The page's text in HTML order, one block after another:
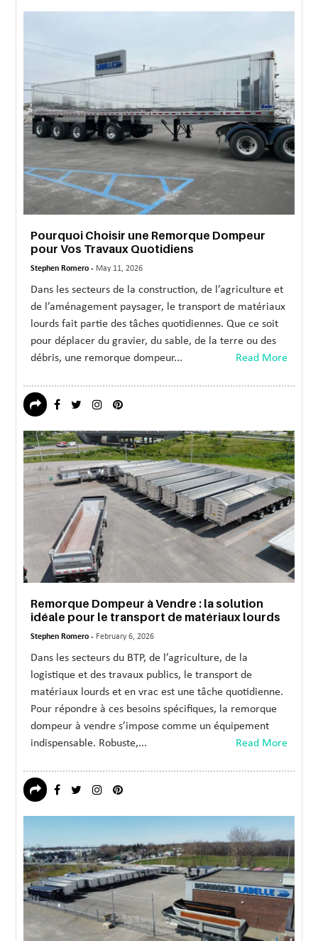
Pourquoi Choisir une Remorque Dompeur
pour Vos Travaux Quotidiens
Stephen Romero - May 11, 2026
Dans les secteurs de la construction, de l’agriculture et
de l’aménagement paysager, le transport de matériaux
lourds fait partie des tâches quotidiennes. Que ce soit
pour déplacer du gravier, du sable, de la terre ou des
débris, une remorque dompeur...
Read More
Remorque Dompeur à Vendre : la solution
idéale pour le transport de matériaux lourds
Stephen Romero - February 6, 2026
Dans les secteurs du BTP, de l’agriculture, de la
logistique et des travaux publics, le transport de
matériaux lourds et en vrac est une tâche quotidienne.
Pour répondre à ces besoins spécifiques, la remorque
dompeur à vendre s’impose comme un équipement
indispensable. Robuste,...
Read More